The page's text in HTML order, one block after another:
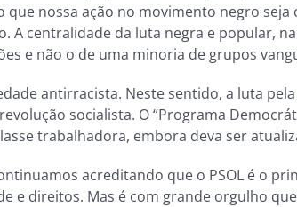
que nossa ação no movimento negro
centralidade da luta negra e popular,
e não o de uma minoria de grupos
antirracista. Neste sentido, a luta
socialista. O “Programa
trabalhadora, embora deva ser
acreditando que o PSOL é o
e direitos. Mas é com grande orgulho